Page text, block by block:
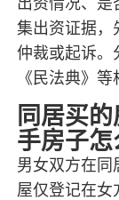
集出资证据，
仲裁或起诉。
《民法典》等
同居买
手房子
男女双方在同
屋仅登记在女